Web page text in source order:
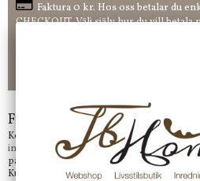
Faktura 0 kr. Hos oss betalar du
CHECKOUT. Välj själv hur du vill betala
Frågor?
Kontakta oss på
info@jbhome.seVi svarar
på mail så fort vi kan.
Kundtjänst telefontid öppet vardagar mellan